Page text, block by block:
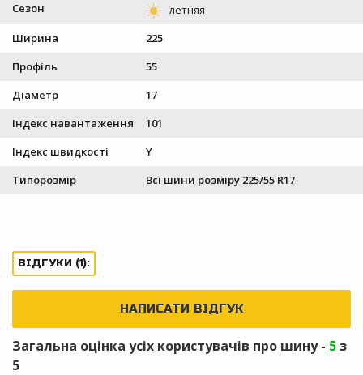
Сезон
Ширина
225
Профіль
55
Діаметр
17
Індекс навантаження
101
Індекс швидкості
Y
Типорозмір
Всі шини розміру 225/55 R17
ВІДГУКИ (1):
НАПИСАТИ ВІДГУК
Загальна оцінка усіх користувачів про шину - 5з
5